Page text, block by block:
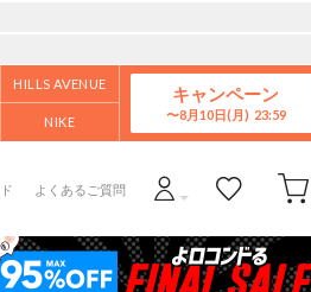
HILLS AVENUE
NIKE
キャンペーン
8月10日(月)
よくあるご質問